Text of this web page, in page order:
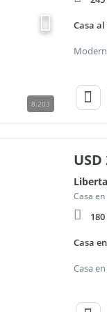
8.203
Casa
USD
Casa
Casa